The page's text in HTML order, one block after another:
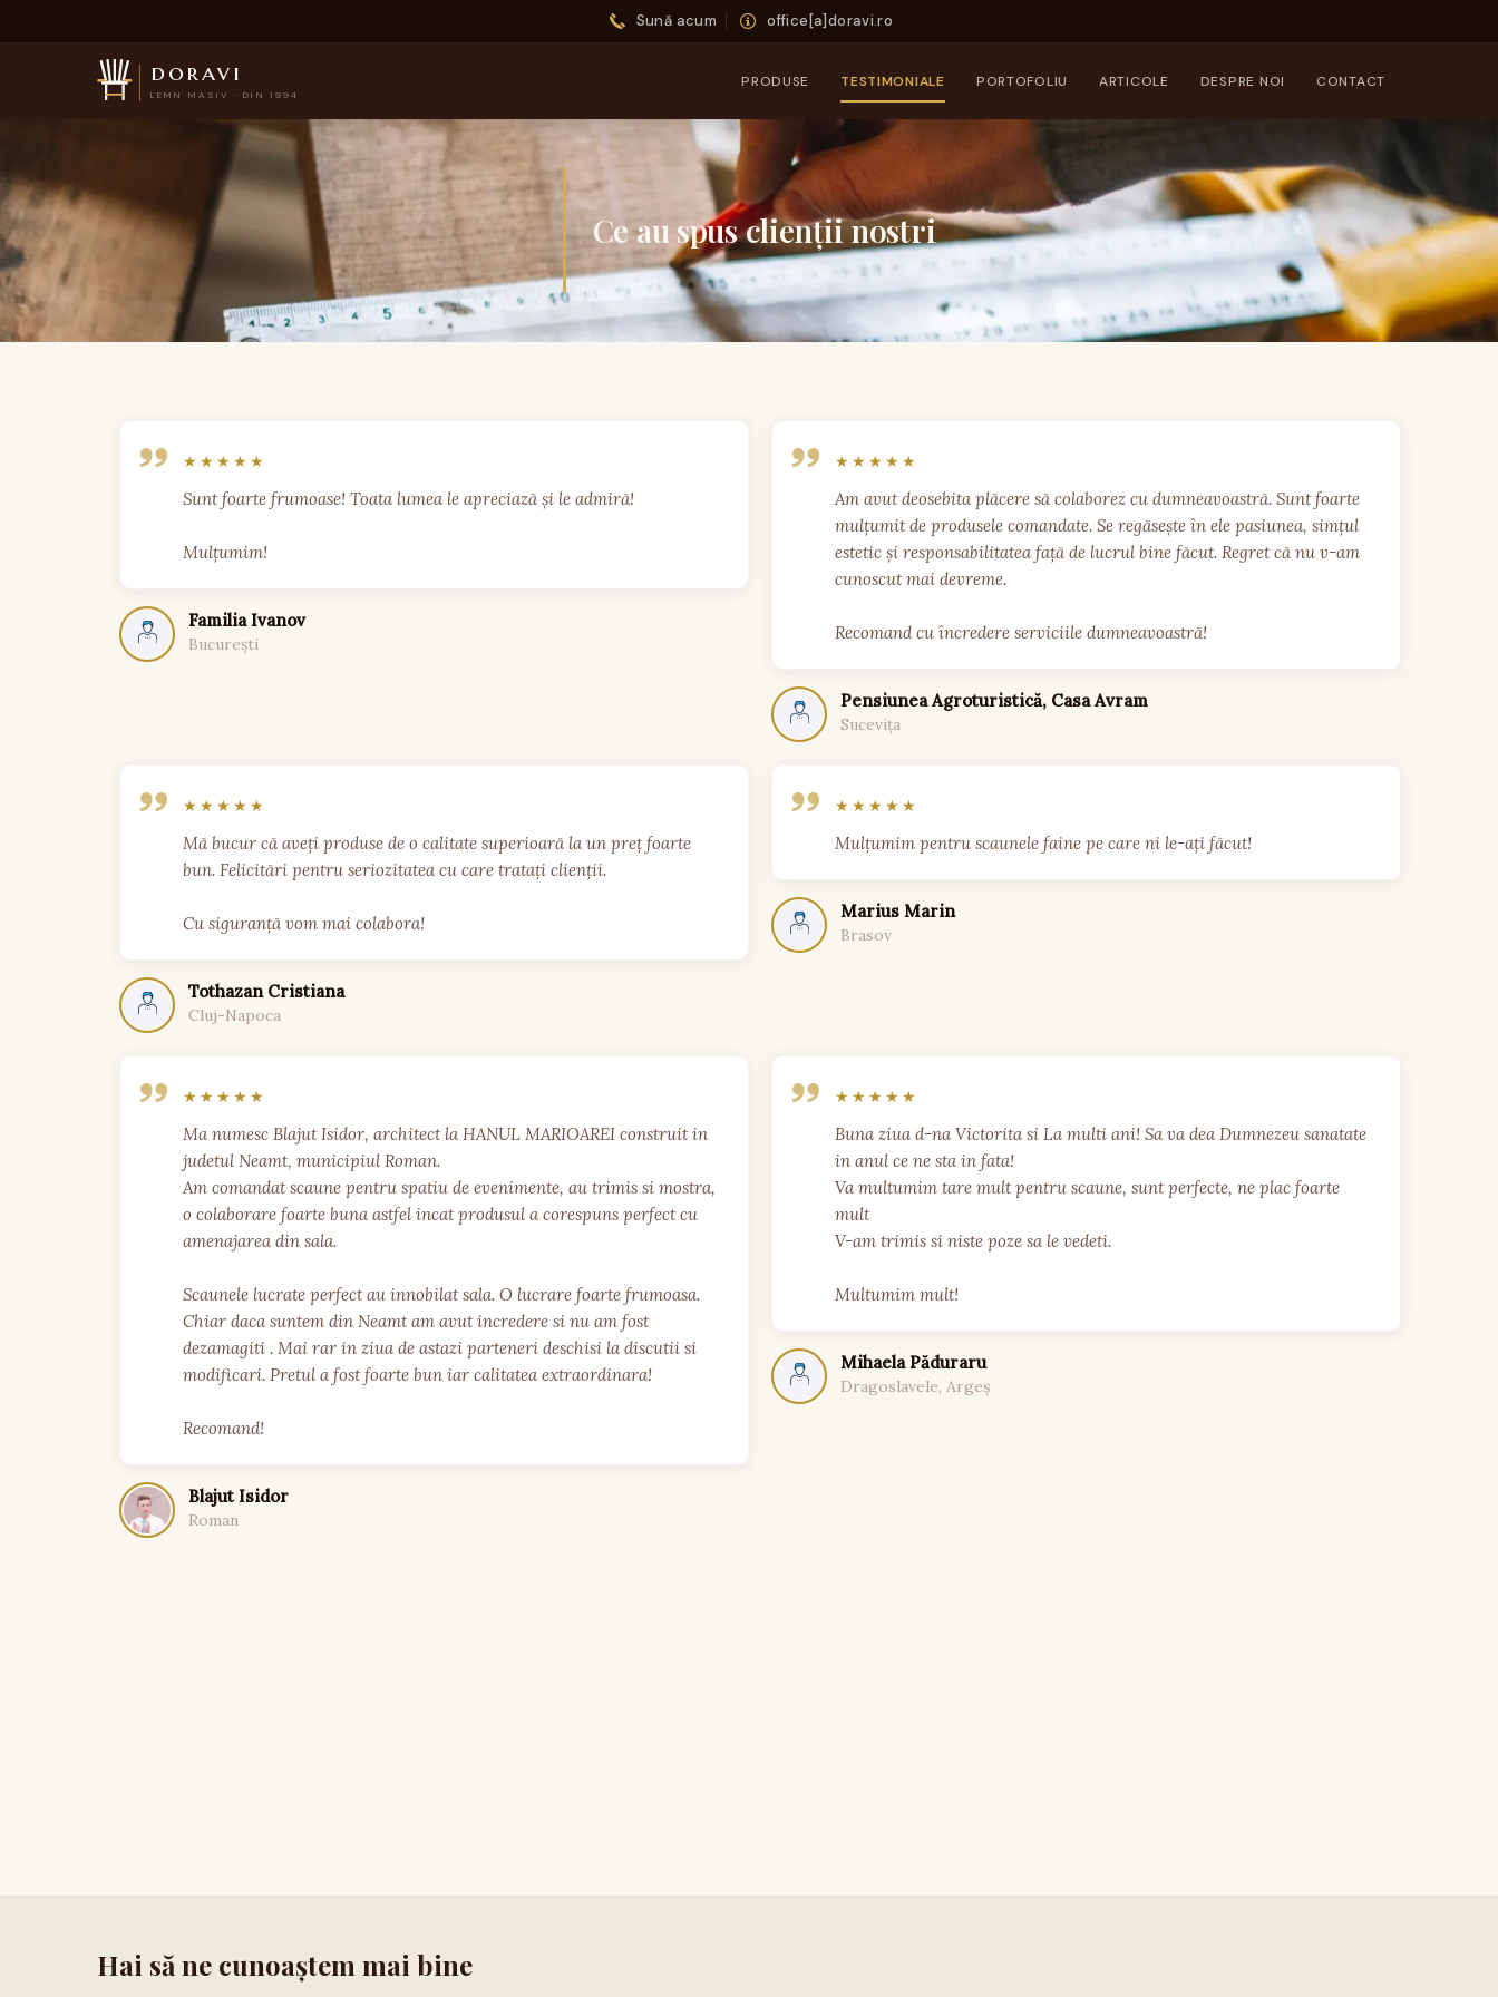
Sună acum office[a]doravi.ro
doravi
LEMN MASIV · DIN 1994
PRODUSE TESTIMONIALE PORTOFOLIU ARTICOLE DESPRE NOI CONTACT
Ce au spus clienții nostri
Sunt foarte frumoase! Toata lumea le apreciază și le admiră!
Mulțumim!
Familia Ivanov
București
Am avut deosebita plăcere să colaborez cu dumneavoastră. Sunt foarte
mulțumit de produsele comandate. Se regăsește în ele pasiunea, simțul
estetic și responsabilitatea față de lucrul bine făcut. Regret că nu v-am
cunoscut mai devreme.
Recomand cu încredere serviciile dumneavoastră!
Pensiunea Agroturistică, Casa Avram
Sucevița
Mă bucur că aveți produse de o calitate superioară la un preț foarte
bun. Felicitări pentru seriozitatea cu care tratați clienții.
Cu siguranță vom mai colabora!
Tothazan Cristiana
Cluj-Napoca
Mulțumim pentru scaunele faine pe care ni le-ați făcut!
Marius Marin
Brasov
Ma numesc Blajut Isidor, architect la HANUL MARIOAREI construit in
judetul Neamt, municipiul Roman.
Am comandat scaune pentru spatiu de evenimente, au trimis si mostra,
o colaborare foarte buna astfel incat produsul a corespuns perfect cu
amenajarea din sala.
Scaunele lucrate perfect au innobilat sala. O lucrare foarte frumoasa.
Chiar daca suntem din Neamt am avut incredere si nu am fost
dezamagiti . Mai rar in ziua de astazi parteneri deschisi la discutii si
modificari. Pretul a fost foarte bun iar calitatea extraordinara!
Recomand!
Blajut Isidor
Roman
Buna ziua d-na Victorita si La multi ani! Sa va dea Dumnezeu sanatate
in anul ce ne sta in fata!
Va multumim tare mult pentru scaune, sunt perfecte, ne plac foarte
mult
V-am trimis si niste poze sa le vedeti.
Multumim mult!
Mihaela Păduraru
Dragoslavele, Argeș
Hai să ne cunoaștem mai bine